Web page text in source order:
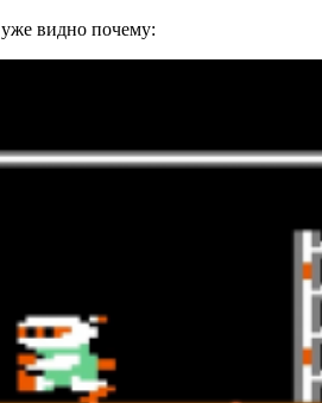
видно почему: